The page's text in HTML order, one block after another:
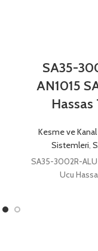
SA35-
AN1015
Hassas
Kesme ve
Sistemleri,
SA35-3002R-
Ucu